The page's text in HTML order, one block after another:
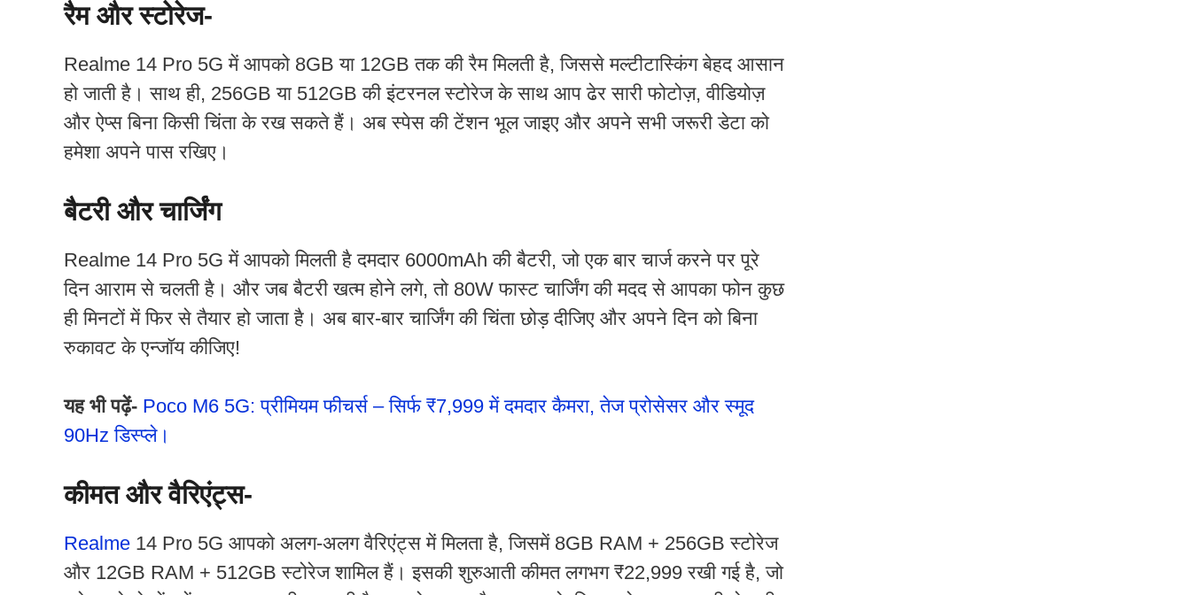
रैम और स्टोरेज-
Realme 14 Pro 5G में आपको 8GB या 12GB तक की रैम मिलती है, जिससे मल्टीटास्किंग बेहद आसान
हो जाती है। साथ ही, 256GB या 512GB की इंटरनल स्टोरेज के साथ आप ढेर सारी फोटोज़, वीडियोज़
और ऐप्स बिना किसी चिंता के रख सकते हैं। अब स्पेस की टेंशन भूल जाइए और अपने सभी जरूरी डेटा को
हमेशा अपने पास रखिए।
बैटरी और चार्जिंग
Realme 14 Pro 5G में आपको मिलती है दमदार 6000mAh की बैटरी, जो एक बार चार्ज करने पर पूरे
दिन आराम से चलती है। और जब बैटरी खत्म होने लगे, तो 80W फास्ट चार्जिंग की मदद से आपका फोन कुछ
ही मिनटों में फिर से तैयार हो जाता है। अब बार-बार चार्जिंग की चिंता छोड़ दीजिए और अपने दिन को बिना
रुकावट के एन्जॉय कीजिए!
यह भी पढ़ें- Poco M6 5G: प्रीमियम फीचर्स – सिर्फ ₹7,999 में दमदार कैमरा, तेज प्रोसेसर और स्मूद
90Hz डिस्प्ले।
कीमत और वैरिएंट्स-
Realme 14 Pro 5G आपको अलग-अलग वैरिएंट्स में मिलता है, जिसमें 8GB RAM + 256GB स्टोरेज
और 12GB RAM + 512GB स्टोरेज शामिल हैं। इसकी शुरुआती कीमत लगभग ₹22,999 रखी गई है, जो